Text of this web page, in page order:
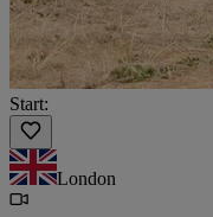
Start:
London